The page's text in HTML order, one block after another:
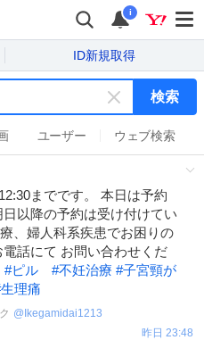
i
ID新規取得
キ
ー
ワ
ド
を
消
す
検索
ユーザー ウェブ検索
までです。 本日は予約
以降の予約は受け付けてい
、婦人科系疾患でお困りの
話にて お問い合わせくだ
#ピル #不妊治療 #子宮頸が
生理痛
@ Ikegamidai1213
昨日 23:48